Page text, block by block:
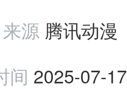
来源 腾讯动漫
间 2025-07-17